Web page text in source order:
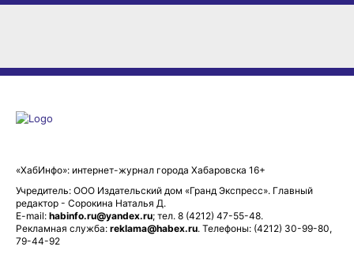
«ХабИнфо»: интернет-журнал города Хабаровска 16+
Учредитель: ООО Издательский дом «Гранд Экспресс». Главный
редактор - Сорокина Наталья Д.
E-mail: habinfo.ru@yandex.ru; тел. 8 (4212) 47-55-48.
Рекламная служба: reklama@habex.ru. Телефоны: (4212) 30-99-80,
79-44-92